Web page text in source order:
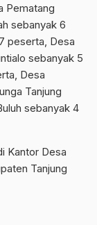
Pematang
sebanyak 6
peserta, Desa
sebanyak 5
Desa
Tanjung
sebanyak 4
Kantor Desa
Tanjung